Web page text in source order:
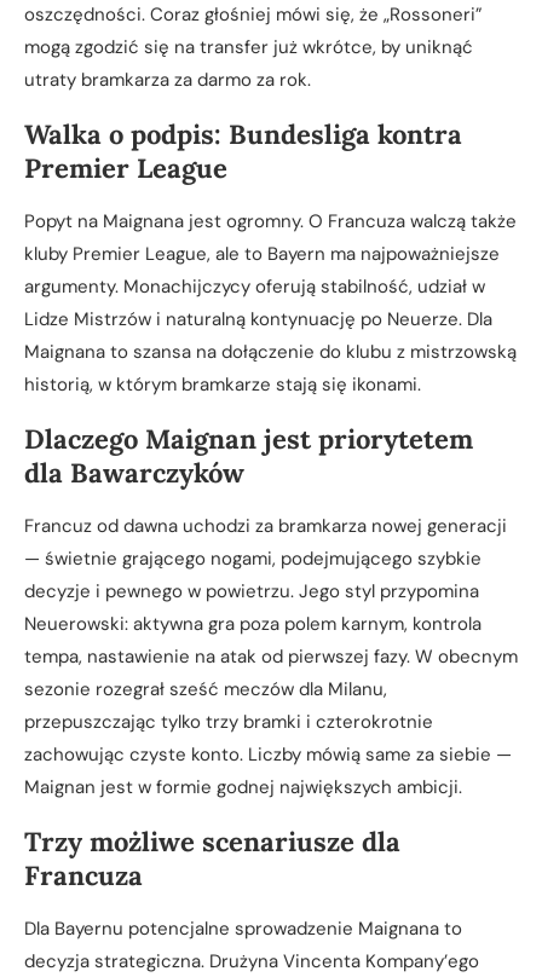
oszczędności. Coraz głośniej mówi się, że „Rossoneri”
mogą zgodzić się na transfer już wkrótce, by uniknąć
utraty bramkarza za darmo za rok.
Walka o podpis: Bundesliga kontra
Premier League
Popyt na Maignana jest ogromny. O Francuza walczą także
kluby Premier League, ale to Bayern ma najpoważniejsze
argumenty. Monachijczycy oferują stabilność, udział w
Lidze Mistrzów i naturalną kontynuację po Neuerze. Dla
Maignana to szansa na dołączenie do klubu z mistrzowską
historią, w którym bramkarze stają się ikonami.
Dlaczego Maignan jest priorytetem
dla Bawarczyków
Francuz od dawna uchodzi za bramkarza nowej generacji
— świetnie grającego nogami, podejmującego szybkie
decyzje i pewnego w powietrzu. Jego styl przypomina
Neuerowski: aktywna gra poza polem karnym, kontrola
tempa, nastawienie na atak od pierwszej fazy. W obecnym
sezonie rozegrał sześć meczów dla Milanu,
przepuszczając tylko trzy bramki i czterokrotnie
zachowując czyste konto. Liczby mówią same za siebie —
Maignan jest w formie godnej największych ambicji.
Trzy możliwe scenariusze dla
Francuza
Dla Bayernu potencjalne sprowadzenie Maignana to
decyzja strategiczna. Drużyna Vincenta Kompany’ego